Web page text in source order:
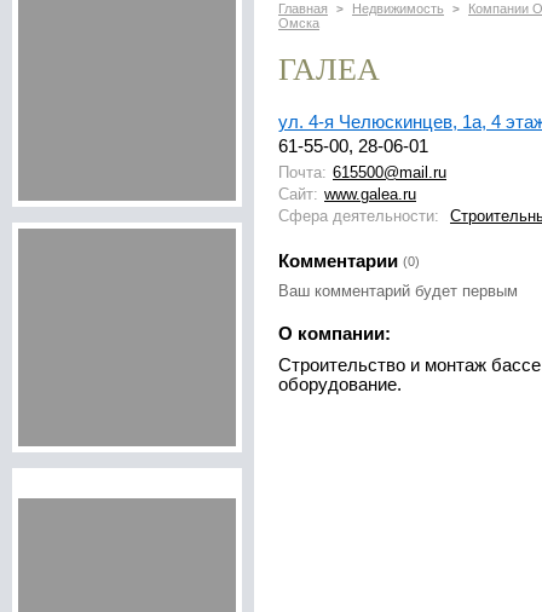
Главная > Недвижимость >
Компании
Омска
ГАЛЕА
ул. 4-я Челюскинцев, 1а, 4
61-55-00, 28-06-01
Почта: 615500@mail.ru
Сайт: www.galea.ru
Сфера деятельности:
Комментарии (0)
Ваш комментарий будет первым
О компании:
Строительство и монтаж
оборудование.